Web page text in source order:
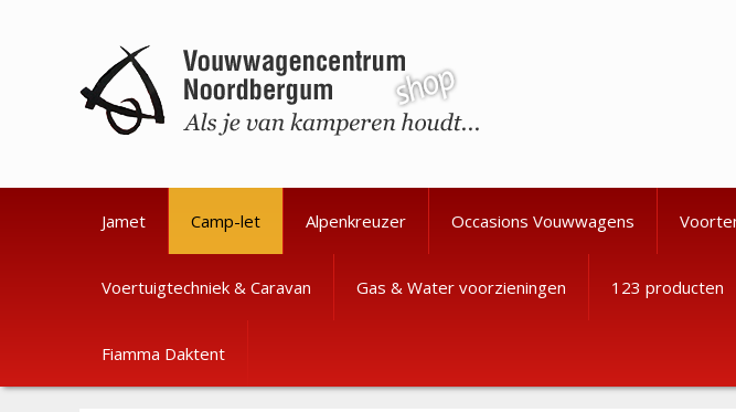
Jamet Camp-let Alpenkreuzer Occasions Vouwwagens
Voertuigtechniek & Caravan Gas & Water voorzieningen 123 producten
Fiamma Daktent